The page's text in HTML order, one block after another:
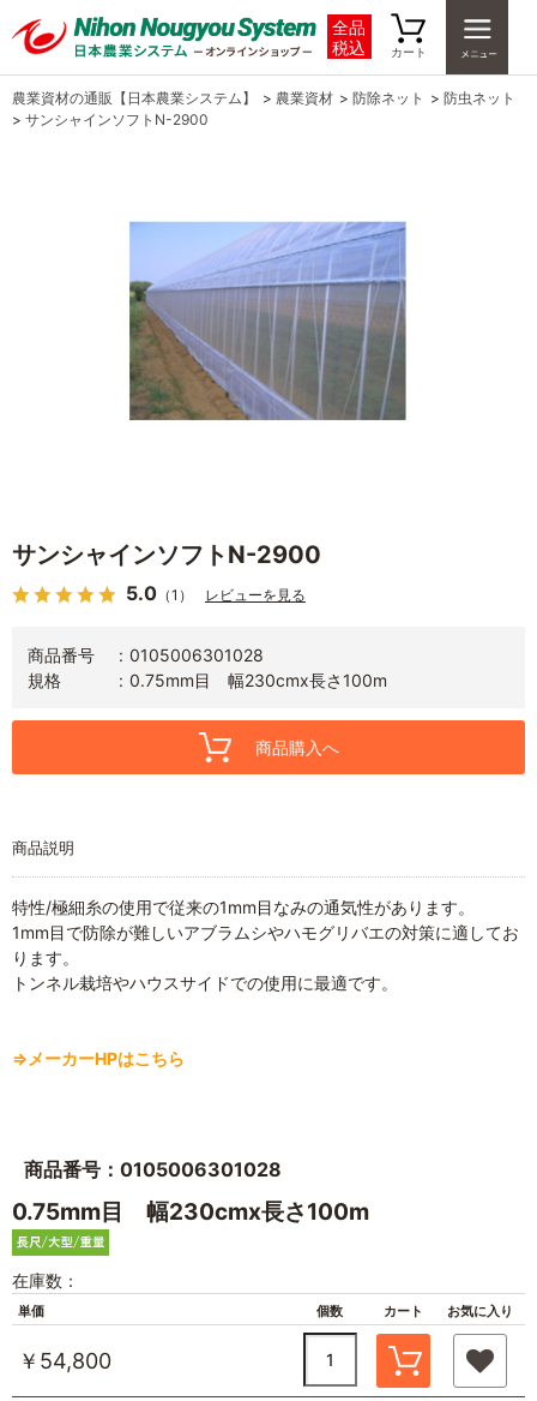
全品
税込
カート
農業資材の通販【日本農業システム】 > 農業資材 > 防除ネット > 防虫ネット
> サンシャインソフトN-2900
サンシャインソフトN-2900
5.0 （1） レビューを見る
商品番号
0105006301028
規格
0.75mm目 幅230cmx長さ100m
商品購入へ
商品説明
特性/極細糸の使用で従来の1mm目なみの通気性があります。
1mm目で防除が難しいアブラムシやハモグリバエの対策に適してお
ります。
トンネル栽培やハウスサイドでの使用に最適です。
⇒メーカーHPはこちら
商品番号：0105006301028
0.75mm目 幅230cmx長さ100m
在庫数：
単価 個数 カート お気に入り
￥54,800